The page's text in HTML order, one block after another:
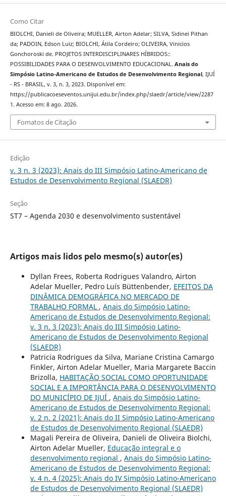
Como Citar
BIOLCHI, Danieli de Oliveira; MUELLER, Airton Adelar; SILVA, Sidinei Pithan
da; PADOIN, Edson Luiz; BIOLCHI, Átila Cordeiro; OLIVEIRA, Vinicios
Gonchoroski de. PROJETOS INTERDISCIPLINARES HÍBRIDOS::
POSSIBILIDADES PARA O DESENVOLVIMENTO EDUCACIONAL. Anais do
Simpósio Latino-Americano de Estudos de Desenvolvimento Regional, IJUÍ
- RS - BRASIL, v. 3, n. 3, 2023. Disponível em:
https://publicacoeseventos.unijui.edu.br/index.php/slaedr/article/view/2287
1. Acesso em: 8 ago. 2026.
Fomatos de Citação
Edição
v. 3 n. 3 (2023): Anais do III Simpósio Latino-Americano de
Estudos de Desenvolvimento Regional (SLAEDR)
Seção
ST7 – Agenda 2030 e desenvolvimento sustentável
Artigos mais lidos pelo mesmo(s) autor(es)
Dyllan Frees, Roberta Rodrigues Valandro, Airton
Adelar Mueller, Pedro Luís Büttenbender, EFEITOS DA
DINÂMICA DEMOGRÁFICA NO MERCADO DE
TRABALHO FORMAL , Anais do Simpósio Latino-
Americano de Estudos de Desenvolvimento Regional:
v. 3 n. 3 (2023): Anais do III Simpósio Latino-
Americano de Estudos de Desenvolvimento Regional
(SLAEDR)
Patricia Rodrigues da Silva, Mariane Cristina Camargo
Finkler, Airton Adelar Mueller, Maria Margarete Baccin
Brizolla, HABITAÇÃO SOCIAL COMO OPORTUNIDADE
SOCIAL E A IMPORTÂNCIA PARA O DESENVOLVIMENTO
DO MUNICÍPIO DE IJUÍ , Anais do Simpósio Latino-
Americano de Estudos de Desenvolvimento Regional:
v. 2 n. 2 (2021): Anais do II Simpósio Latino-Americano
de Estudos de Desenvolvimento Regional (SLAEDR)
Magali Pereira de Oliveira, Danieli de Oliveira Biolchi,
Airton Adelar Mueller, Educação integral e o
desenvolvimento regional , Anais do Simpósio Latino-
Americano de Estudos de Desenvolvimento Regional:
v. 4 n. 4 (2025): Anais do IV Simpósio Latino-Americano
de Estudos de Desenvolvimento Regional (SLAEDR)